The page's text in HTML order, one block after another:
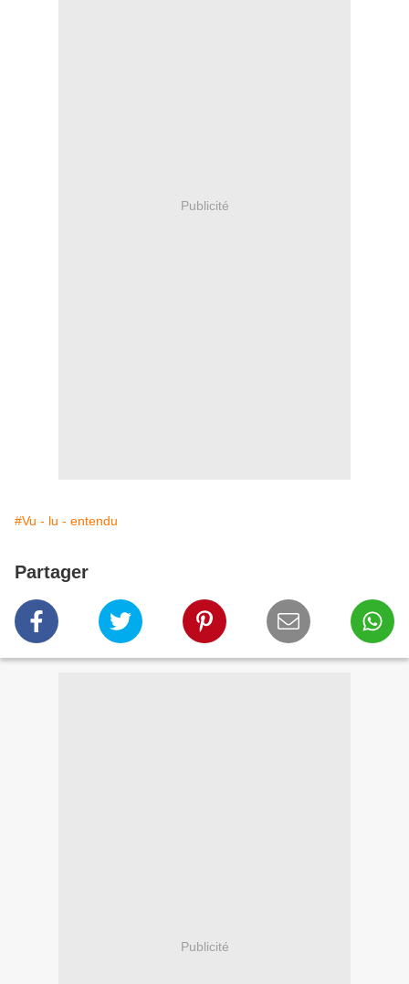
Publicité
#Vu - lu - entendu
Partager
Publicité